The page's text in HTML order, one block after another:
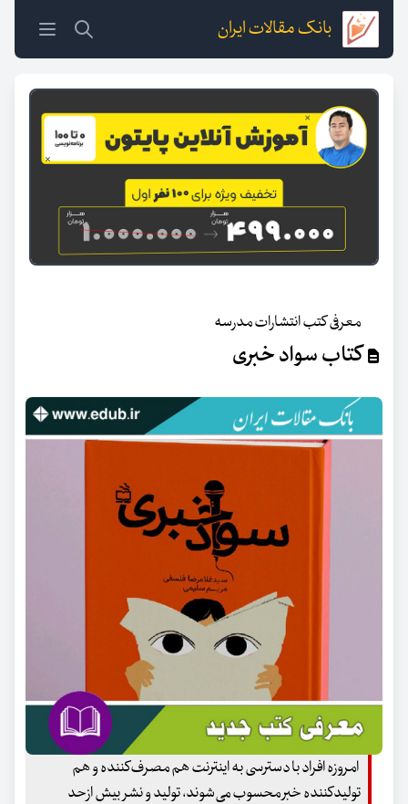
بانک مقالات ایران
معرفی کتب انتشارات مدرسه
کتاب سواد خبری
امروزه افراد با دسترسی به اینترنت هم مصرف‌کننده و هم
تولیدکننده خبر محسوب می‌شوند، تولید و نشر بیش‌ ازحد